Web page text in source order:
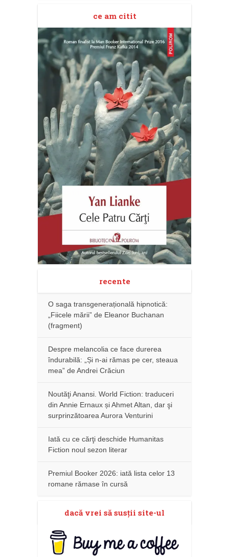
ce am citit
recente
O saga transgenerațională hipnotică:
„Fiicele mării” de Eleanor Buchanan
(fragment)
Despre melancolia ce face durerea
îndurabilă: „Și n-ai rămas pe cer, steaua
mea” de Andrei Crăciun
Noutăţi Anansi. World Fiction: traduceri
din Annie Ernaux și Ahmet Altan, dar şi
surprinzătoarea Aurora Venturini
Iată cu ce cărţi deschide Humanitas
Fiction noul sezon literar
Premiul Booker 2026: iată lista celor 13
romane rămase în cursă
dacă vrei să susţii site-ul